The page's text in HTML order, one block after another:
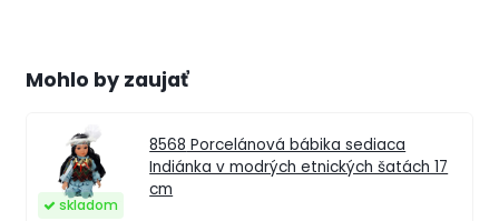
Mohlo by zaujať
8568 Porcelánová bábika sediaca
Indiánka v modrých etnických šatách 17
cm
skladom